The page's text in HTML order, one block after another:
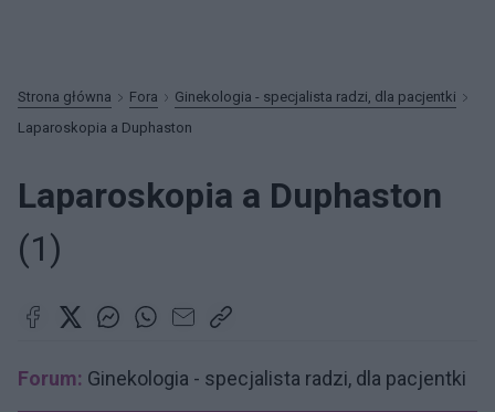
Strona główna Fora
Ginekologia - specjalista radzi, dla pacjentki
Laparoskopia a Duphaston
Laparoskopia a Duphaston
(1)
Forum: Ginekologia - specjalista radzi, dla pacjentki